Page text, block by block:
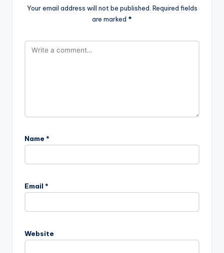
Your email address will not be published. Required fields
are marked *
Name *
Email *
Website